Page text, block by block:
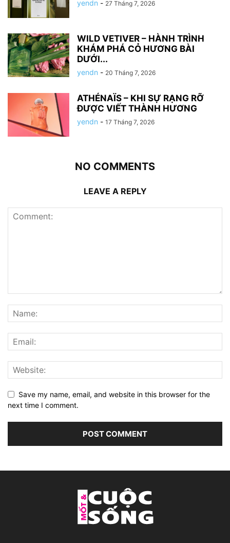
yendn - 27 Tháng 7, 2026
WILD VETIVER – HÀNH TRÌNH
KHÁM PHÁ CỎ HƯƠNG BÀI
DƯỚI...
yendn - 20 Tháng 7, 2026
ATHÉNAÏS – KHI SỰ RẠNG RỠ
ĐƯỢC VIẾT THÀNH HƯƠNG
yendn - 17 Tháng 7, 2026
NO COMMENTS
LEAVE A REPLY
Save my name, email, and website in this browser for the
next time I comment.